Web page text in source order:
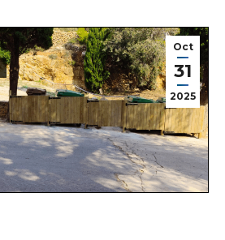
Oct
31
2025